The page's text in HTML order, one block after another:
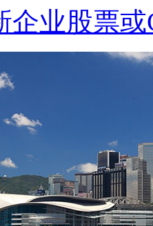
企业股票或